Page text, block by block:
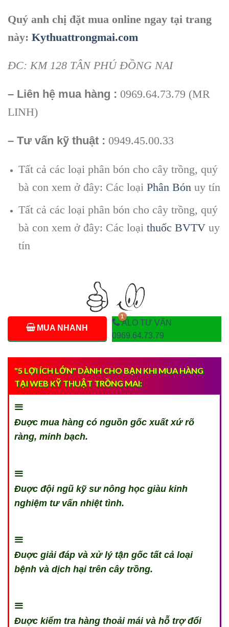
Quý anh chị đặt mua online ngay tại trang
này: Kythuattrongmai.com
ĐC: KM 128 TÂN PHÚ ĐỒNG NAI
– Liên hệ mua hàng : 0969.64.73.79 (MR
LINH)
– Tư vấn kỹ thuật : 0949.45.00.33
Tất cả các loại phân bón cho cây trồng, quý
bà con xem ở đây: Các loại Phân Bón uy tín
Tất cả các loại phân bón cho cây trồng, quý
bà con xem ở đây: Các loại thuốc BVTVuy
tín
MUA NHANH
ALO TƯ VẤN
0969.64.73.79
"5 LỢI ÍCH LỚN" DÀNH CHO BẠN KHI MUA HÀNG
TẠI WEB KỸ THUẬT TRỒNG MAI:
Đuợc mua hàng có nguồn gốc xuất xứ rõ
ràng, minh bạch.
Đuợc đội ngũ kỹ sư nông học giàu kinh
nghiệm tư vấn nhiệt tình.
Đuợc giải đáp và xử lý tận gốc tất cả loại
bệnh và dịch hại trên cây trồng.
Đuợc kiểm tra hàng thoải mái và hỗ trợ đổi